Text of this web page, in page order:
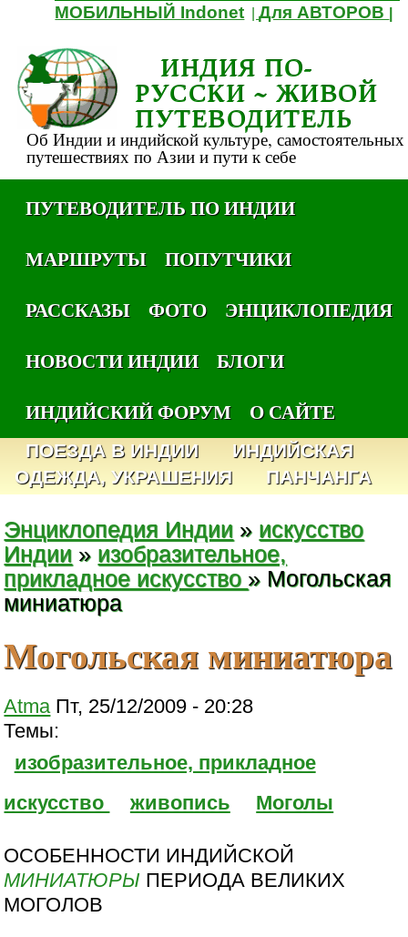
МОБИЛЬНЫЙ Indonet |Для АВТОРОВ
ИНДИЯ ПО-
РУССКИ ~ ЖИВОЙ
ПУТЕВОДИТЕЛЬ
Об Индии и индийской культуре, самостоятельных
путешествиях по Азии и пути к себе
ПУТЕВОДИТЕЛЬ ПО ИНДИИ
МАРШРУТЫ
ПОПУТЧИКИ
РАССКАЗЫ
ФОТО
ЭНЦИКЛОПЕДИЯ
НОВОСТИ ИНДИИ
БЛОГИ
ИНДИЙСКИЙ ФОРУМ
О САЙТЕ
ПОЕЗДА В ИНДИИ
ИНДИЙСКАЯ
ОДЕЖДА, УКРАШЕНИЯ
ПАНЧАНГА
Энциклопедия Индии » искусство
Индии » изобразительное,
прикладное искусство » Могольская
миниатюра
Могольская миниатюра
Atma Пт, 25/12/2009 - 20:28
Темы:
изобразительное, прикладное
искусство
живопись Моголы
ОСОБЕННОСТИ ИНДИЙСКОЙ
МИНИАТЮРЫ ПЕРИОДА ВЕЛИКИХ
МОГОЛОВ